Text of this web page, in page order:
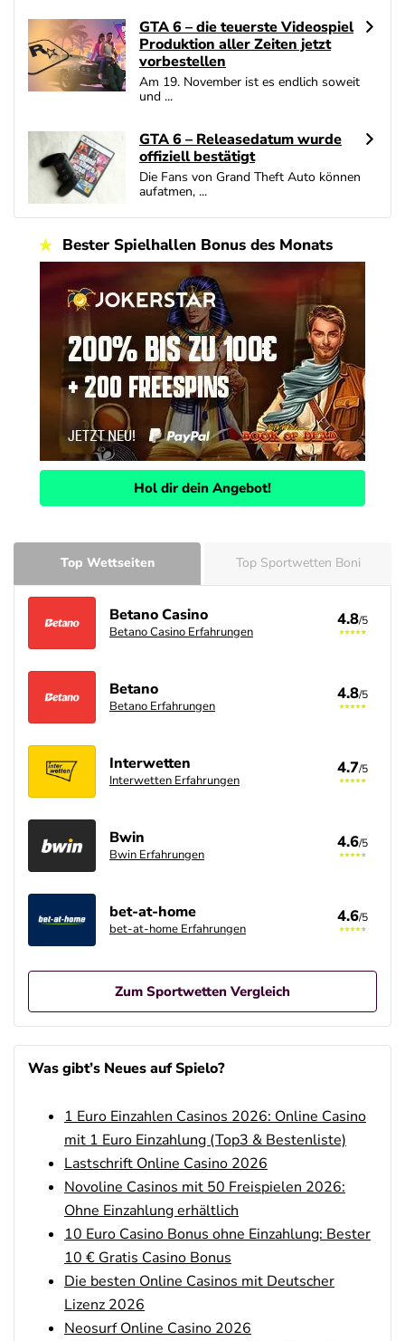
Zum Casino Bonus Vergleich
GTA 6 – die teuerste Videospiel
Produktion aller Zeiten jetzt
vorbestellen
Am 19. November ist es endlich soweit
und ...
GTA 6 – Releasedatum wurde
offiziell bestätigt
Die Fans von Grand Theft Auto können
aufatmen, ...
Bester Spielhallen Bonus des Monats
Hol dir dein Angebot!
Top Wettseiten Top Sportwetten Boni
Betano Casino
Betano Casino Erfahrungen
4.8/5
Betano
Betano Erfahrungen
4.8/5
Interwetten
Interwetten Erfahrungen
4.7/5
Bwin
Bwin Erfahrungen
4.6/5
bet-at-home
bet-at-home Erfahrungen
4.6/5
Zum Sportwetten Vergleich
Betano Casino Bonus
100% bis zu 80€
Betano Bonus
100% bis zu 80€
AGB gelten
4.8
Interwetten Bonus
100% bis 100€ Neukundenbonus
AGB gelten
Bwin Bonus
100% bis zu 100€
AGB gelten
Was gibt’s Neues auf Spielo?
1 Euro Einzahlen Casinos 2026: Online Casino
mit 1 Euro Einzahlung (Top3 & Bestenliste)
Lastschrift Online Casino 2026
Novoline Casinos mit 50 Freispielen 2026:
Ohne Einzahlung erhältlich
10 Euro Casino Bonus ohne Einzahlung: Bester
10 € Gratis Casino Bonus
Die besten Online Casinos mit Deutscher
Lizenz 2026
Neosurf Online Casino 2026